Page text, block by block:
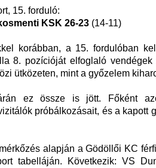
15. forduló:
KSK 26-23 (14-11)
korábban, a 15. fordulóban
8. pozícióját elfoglaló
ütközeten, mint a győzelem
ez össze is jött. Főként
próbálkozásait, és a
alapján a Gödöllői KC
tabelláján. Következik: VS